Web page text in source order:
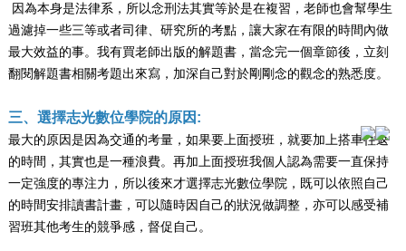
因為本身是法律系，所以念刑法其實等於是在複習，老師也會幫學生
過濾掉一些三等或者司律、研究所的考點，讓大家在有限的時間內做
最大效益的事。我有買老師出版的解題書，當念完一個章節後，立刻
翻閱解題書相關考題出來寫，加深自己對於剛剛念的觀念的熟悉度。
三、選擇志光數位學院的原因:
最大的原因是因為交通的考量，如果要上面授班，就要加上搭車往返
的時間，其實也是一種浪費。再加上面授班我個人認為需要一直保持
一定強度的專注力，所以後來才選擇志光數位學院，既可以依照自己
的時間安排讀書計畫，可以隨時因自己的狀況做調整，亦可以感受補
習班其他考生的競爭感，督促自己。